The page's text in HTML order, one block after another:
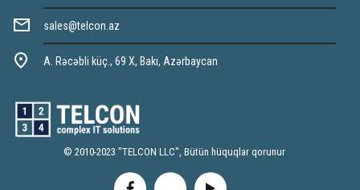
sales@telcon.az
A. Rəcəbli küç., 69 X, Bakı, Azərbaycan
© 2010-2023 "TELCON LLC", Bütün hüquqlar qorunur